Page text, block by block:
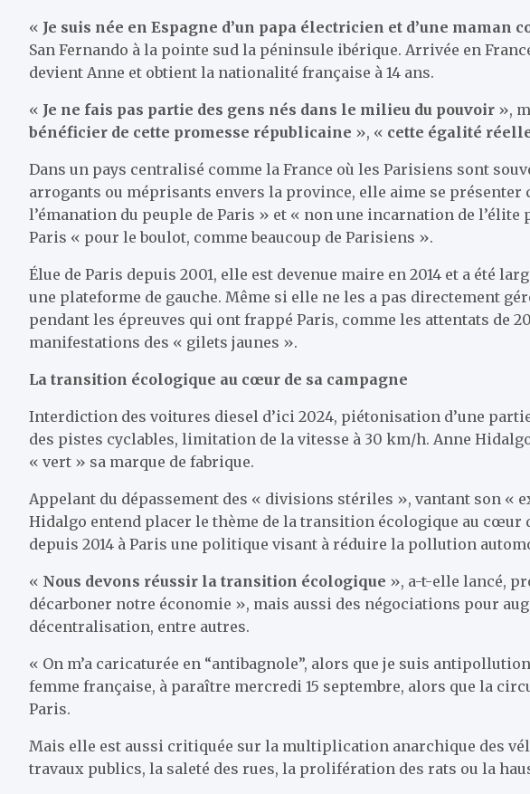
« Je suis née en Espagne d’un papa électricien et d’une maman
San Fernando à la pointe sud la péninsule ibérique. Arrivée en
devient Anne et obtient la nationalité française à 14 ans.
« Je ne fais pas partie des gens nés dans le milieu du pouvoir »,
bénéficier de cette promesse républicaine », « cette égalité
Dans un pays centralisé comme la France où les Parisiens sont
arrogants ou méprisants envers la province, elle aime se présenter
l’émanation du peuple de Paris » et « non une incarnation de l’élite
Paris « pour le boulot, comme beaucoup de Parisiens ».
Élue de Paris depuis 2001, elle est devenue maire en 2014 et a été
une plateforme de gauche. Même si elle ne les a pas directement
pendant les épreuves qui ont frappé Paris, comme les attentats de
manifestations des « gilets jaunes ».
La transition écologique au cœur de sa campagne
Interdiction des voitures diesel d’ici 2024, piétonisation d’une
des pistes cyclables, limitation de la vitesse à 30 km/h. Anne
« vert » sa marque de fabrique.
Appelant du dépassement des « divisions stériles », vantant son «
Hidalgo entend placer le thème de la transition écologique au cœur
depuis 2014 à Paris une politique visant à réduire la pollution
« Nous devons réussir la transition écologique », a-t-elle lancé,
décarboner notre économie », mais aussi des négociations pour
décentralisation, entre autres.
« On m’a caricaturée en “antibagnole”, alors que je suis
femme française, à paraître mercredi 15 septembre, alors que la
Paris.
Mais elle est aussi critiquée sur la multiplication anarchique des
travaux publics, la saleté des rues, la prolifération des rats ou la